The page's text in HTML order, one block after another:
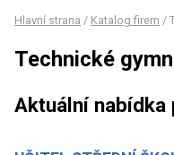
Hlavní strana / Katalog firem /
Technické
Aktuální